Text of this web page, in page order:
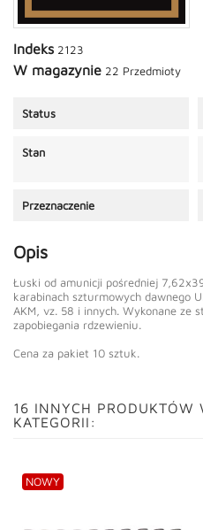
Indeks 2123
W magazynie 22 Przedmioty
Status
Stan
Przeznaczenie
Opis
Łuski od amunicji pośredniej
karabinach szturmowych dawnego
AKM, vz. 58 i innych. Wykonane ze
zapobiegania rdzewieniu.
Cena za pakiet 10 sztuk.
16 INNYCH PRODUKTÓW
KATEGORII:
NOWY